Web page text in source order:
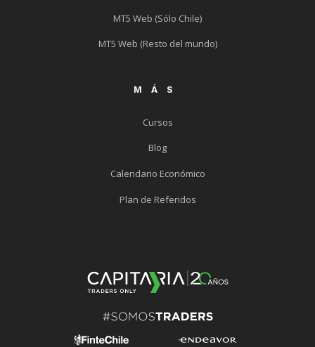
MT5 Web (Sólo Chile)
MT5 Web (Resto del mundo)
MÁS
Cursos
Blog
Calendario Económico
Plan de Referidos